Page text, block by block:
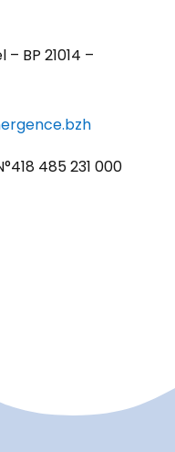
– BP 21014 –
485 231 000